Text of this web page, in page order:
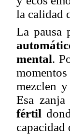
la calidad
La pausa
mental.
mezclen
Esa
fértil
capacidad